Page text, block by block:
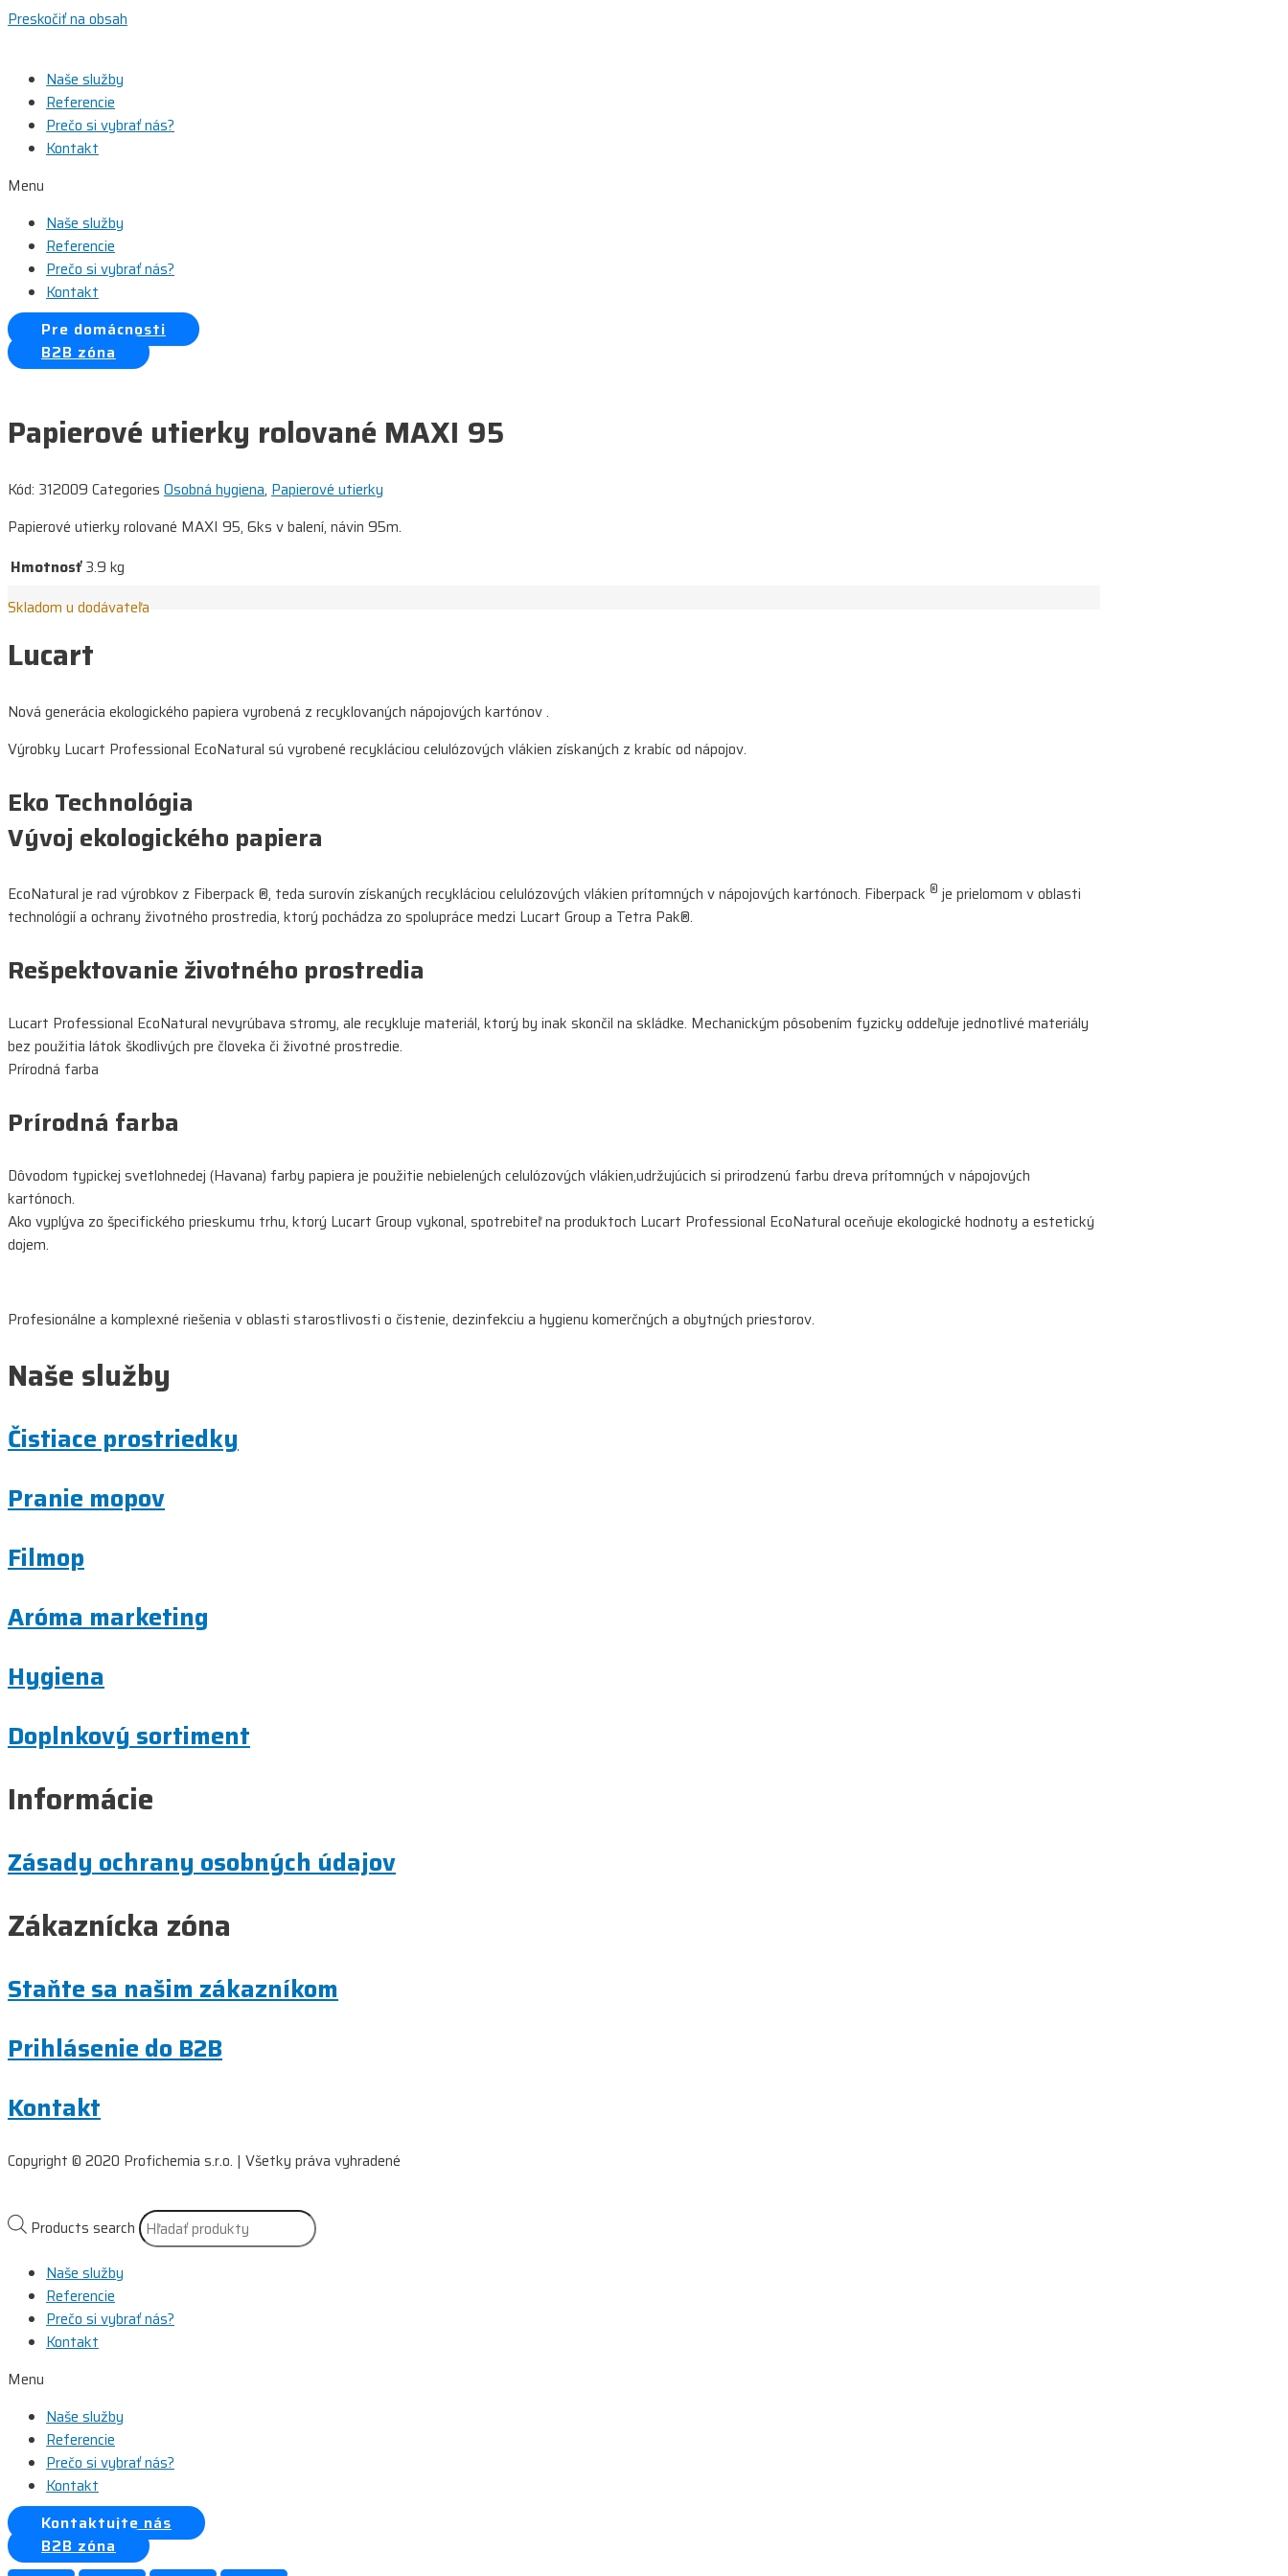
Preskočiť na obsah
Naše služby
Referencie
Prečo si vybrať nás?
Kontakt
Menu
Naše služby
Referencie
Prečo si vybrať nás?
Kontakt
Pre domácnosti
B2B zóna
Papierové utierky rolované MAXI 95
Kód: 312009 Categories Osobná hygiena, Papierové utierky
Papierové utierky rolované MAXI 95, 6ks v balení, návin 95m.
Hmotnosť 3.9 kg
Skladom u dodávateľa
Lucart
Nová generácia ekologického papiera vyrobená z recyklovaných nápojových kartónov .
Výrobky Lucart Professional EcoNatural sú vyrobené recykláciou celulózových vlákien získaných z krabíc od nápojov.
Eko Technológia
Vývoj ekologického papiera
EcoNatural je rad výrobkov z Fiberpack ®, teda surovín získaných recykláciou celulózových vlákien prítomných v nápojových kartónoch. Fiberpack ® je prielomom v oblasti
technológií a ochrany životného prostredia, ktorý pochádza zo spolupráce medzi Lucart Group a Tetra Pak®.
Rešpektovanie životného prostredia
Lucart Professional EcoNatural nevyrúbava stromy, ale recykluje materiál, ktorý by inak skončil na skládke. Mechanickým pôsobením fyzicky oddeľuje jednotlivé materiály
bez použitia látok škodlivých pre človeka či životné prostredie.
Prírodná farba
Prírodná farba
Dôvodom typickej svetlohnedej (Havana) farby papiera je použitie nebielených celulózových vlákien,udržujúcich si prirodzenú farbu dreva prítomných v nápojových
kartónoch.
Ako vyplýva zo špecifického prieskumu trhu, ktorý Lucart Group vykonal, spotrebiteľ na produktoch Lucart Professional EcoNatural oceňuje ekologické hodnoty a estetický
dojem.
Profesionálne a komplexné riešenia v oblasti starostlivosti o čistenie, dezinfekciu a hygienu komerčných a obytných priestorov.
Naše služby
Čistiace prostriedky
Pranie mopov
Filmop
Aróma marketing
Hygiena
Doplnkový sortiment
Informácie
Zásady ochrany osobných údajov
Zákaznícka zóna
Staňte sa našim zákazníkom
Prihlásenie do B2B
Kontakt
Copyright © 2020 Profichemia s.r.o. | Všetky práva vyhradené
Products search
Naše služby
Referencie
Prečo si vybrať nás?
Kontakt
Menu
Naše služby
Referencie
Prečo si vybrať nás?
Kontakt
Kontaktujte nás
B2B zóna